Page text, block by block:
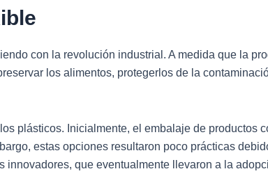
con la revolución industrial. A medida que la
los alimentos, protegerlos de la
plásticos. Inicialmente, el embalaje de productos
estas opciones resultaron poco prácticas
que eventualmente llevaron a la